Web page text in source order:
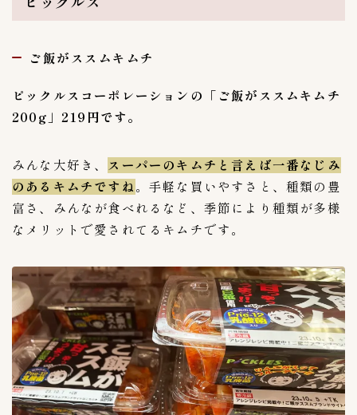
ご飯がススムキムチ
ピックルスコーポレーションの「ご飯がススムキムチ
200g」219円です。
みんな大好き、 スーパーのキムチと言えば一番なじみ
のあるキムチですね。手軽な買いやすさと、種類の豊
富さ、みんなが食べれるなど、季節により種類が多様
なメリットで愛されてるキムチです。